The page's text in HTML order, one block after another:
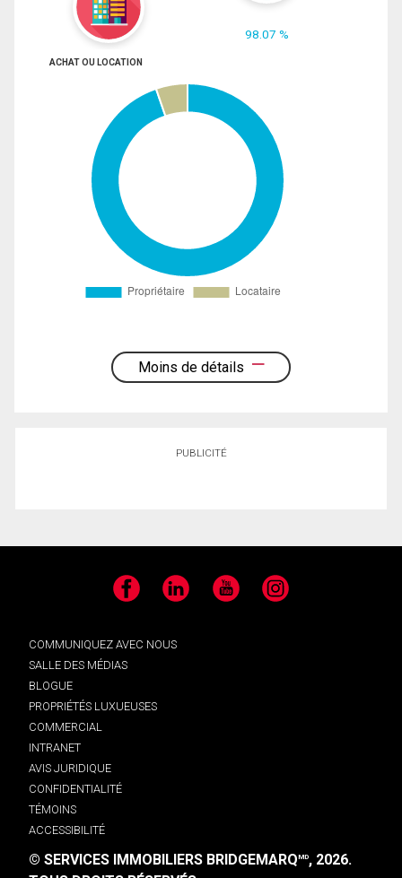
98.07 %
ACHAT OU LOCATION
Moins de détails
PUBLICITÉ
Facebook LinkedIn YouTube Instagram
COMMUNIQUEZ AVEC NOUS
SALLE DES MÉDIAS
BLOGUE
PROPRIÉTÉS LUXUEUSES
COMMERCIAL
INTRANET
AVIS JURIDIQUE
CONFIDENTIALITÉ
TÉMOINS
ACCESSIBILITÉ
© SERVICES IMMOBILIERS BRIDGEMARQMD, 2026.